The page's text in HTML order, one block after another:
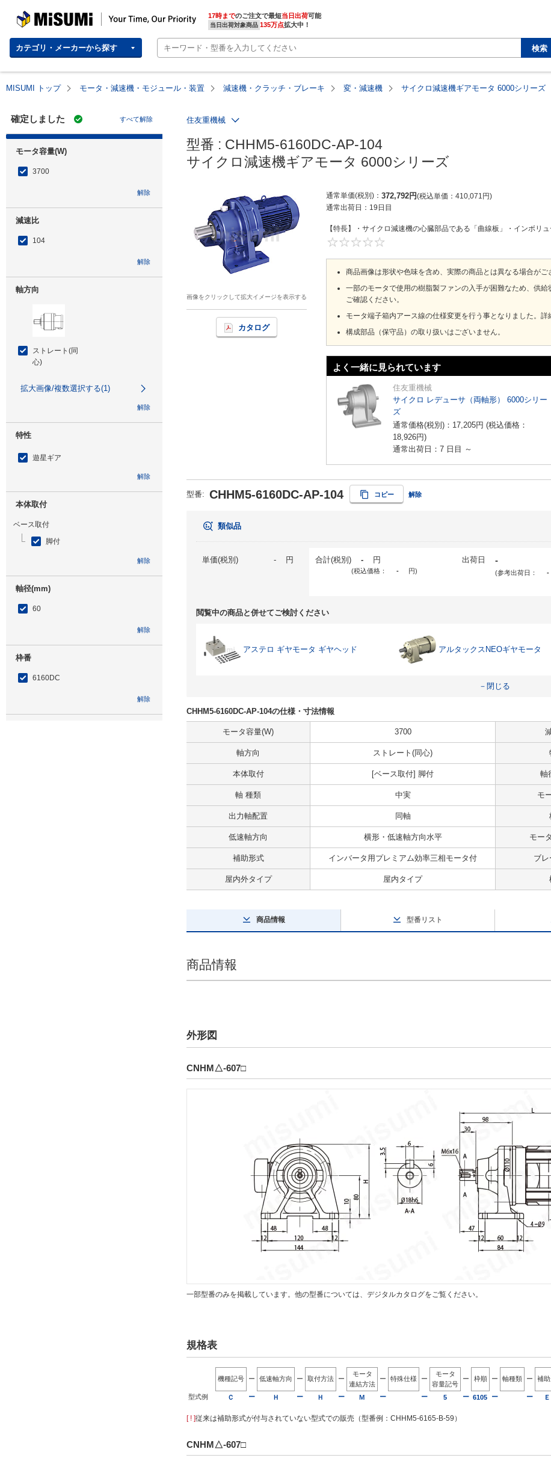
MISUMI | Your Time, Our Priority 17時までのご注文で最短当日出荷
当日出荷対象商品 135万点拡大中！
カテゴリ・メーカーから探す 検索
MISUMI トップ モータ・減速機・モジュール・装置 減速機・クラッチ・ブレーキ 変・減速機 サイクロ減速機ギアモータ 6000シリーズ
確定しました すべて解除
モータ容量(W)
3700
解除
減速比
104
解除
軸方向
ストレート(同
心)
拡大画像/複数選択する(1)
解除
特性
遊星ギア
解除
本体取付
ベース取付
脚付
解除
軸径(mm)
60
解除
枠番
6160DC
解除
住友重機械
型番 : CHHM5-6160DC-AP-104
サイクロ減速機ギアモータ 6000シリーズ
画像をクリックして拡大イメージを表示する
カタログ
通常単価(税別) 372,792円 税込単価 410,071 円
通常出荷日： 19日目
【特長】・サイクロ減速機の心臓部品である「曲線板」・インボリ
商品画像は形状や色味を含め、実際の商品とは異なる場合がご
一部のモータで使用の樹脂製ファンの入手が困難なため、供
ご確認ください。
モータ端子箱内アース線の仕様変更を行う事となりました。詳
構成部品（保守品）の取り扱いはございません。
よく一緒に見られています
住友重機械
サイクロ レデューサ（両軸形） 6000シリー
ズ
通常価格(税別)： 17,205円 (税込価格：
18,926円)
通常出荷日：7 日目 ～
型番: CHHM5-6160DC-AP-104 コピー 解除
類似品
単価(税別) - 円 合計(税別) - 円
(税込価格： - 円)
出荷日 -
(参考出荷日： -
閲覧中の商品と併せてご検討ください
アステロ ギヤモータ ギヤヘッド アルタックスNEOギヤモータ
－閉じる
CHHM5-6160DC-AP-104の仕様・寸法情報
モータ容量(W) 3700
軸方向 ストレート(同心)
本体取付 [ベース取付] 脚付 軸
軸 種類 中実 モ
出力軸配置 同軸
低速軸方向 横形・低速軸方向水平 モー
補助形式 インバータ用プレミアム効率三相モータ付 ブ
屋内外タイプ 屋内タイプ
商品情報 型番リスト
商品情報
外形図
CNHM△-607□
一部型番のみを掲載しています。他の型番については、デジタルカタログをご覧ください。
規格表
機種記号 ー 低速軸方向 ー 取付方法 ー
モータ
連結方法
ー 特殊仕様 ー
モータ
容量記号
ー 枠順 ー 軸種類 ー 補
型式例 Ｃ ー Ｈ ー Ｈ ー Ｍ ー ー 5 ー 6105 ー ー
[ ! ]従来は補助形式が付与されていない型式での販売（型番例：CHHM5-6165-B-59）
CNHM△-607□